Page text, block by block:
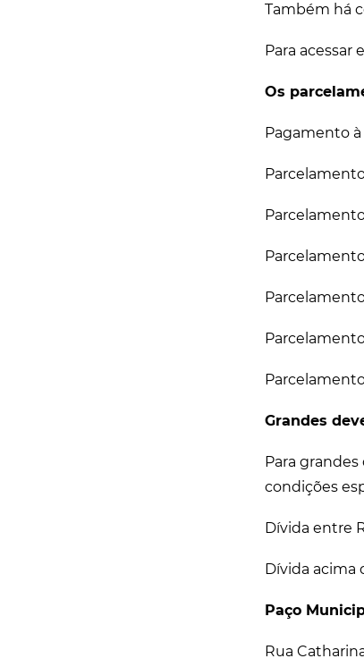
Também há
Para acessar
Os
Pagamento
Grandes
Para
condições
Dívida entre
Dívida acima
Paço
Rua